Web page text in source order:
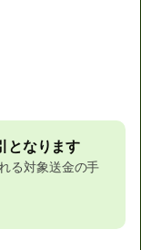
となります
る対象送金の手